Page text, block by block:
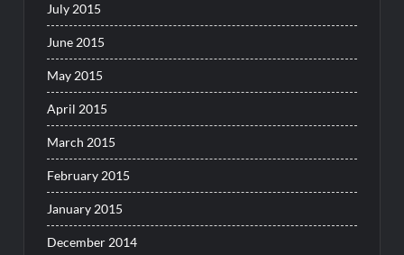
July 2015
June 2015
May 2015
April 2015
March 2015
February 2015
January 2015
December 2014